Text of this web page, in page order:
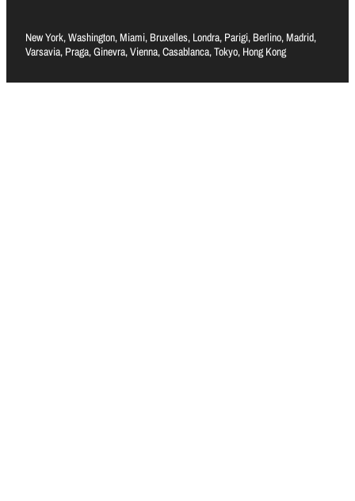
New York, Washington, Miami, Bruxelles, Londra, Parigi, Berlino, Madrid,
Varsavia, Praga, Ginevra, Vienna, Casablanca, Tokyo, Hong Kong